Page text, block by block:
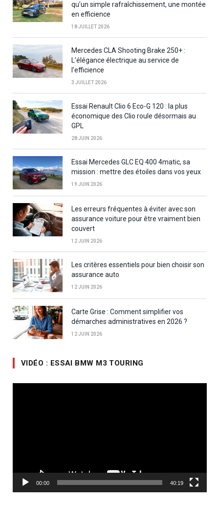
qu’un simple rafraîchissement, une montée
en efficience
18 JUILLET 2026
Mercedes CLA Shooting Brake 250+ :
L’élégance électrique au service de
l’efficience
3 JUILLET 2026
Essai Renault Clio 6 Eco-G 120 : la plus
économique des Clio roule désormais au
GPL
28 JUIN 2026
Essai Mercedes GLC EQ 400 4matic, sa
mission : mettre des étoiles dans vos yeux
19 JUIN 2026
Les erreurs fréquentes à éviter avec son
assurance voiture pour être vraiment bien
couvert
12 JUIN 2026
Les critères essentiels pour bien choisir son
assurance auto
12 JUIN 2026
Carte Grise : Comment simplifier vos
démarches administratives en 2026 ?
12 JUIN 2026
VIDÉO : ESSAI BMW M3 TOURING
00:00 40:19